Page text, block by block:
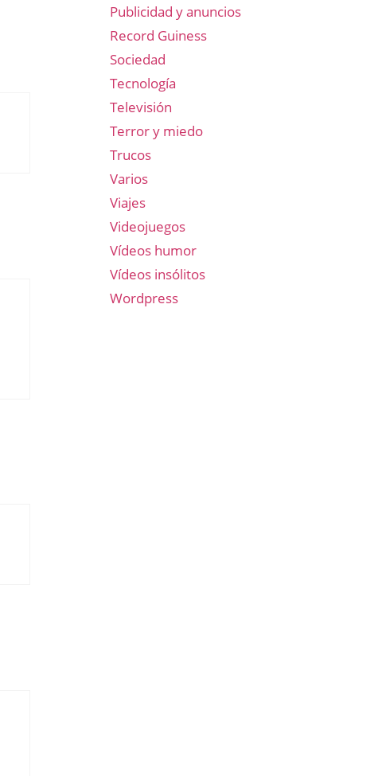
Publicidad y anuncios
Record Guiness
Sociedad
Tecnología
Televisión
Terror y miedo
Trucos
Varios
Viajes
Videojuegos
Vídeos humor
Vídeos insólitos
Wordpress